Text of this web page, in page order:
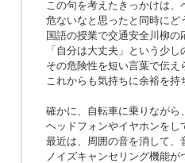
この句を考えたきっかけは
危ないなと思ったと同時に
国語の授業で交通安全川柳の
「自分は大丈夫」という少
その危険性を短い言葉で伝
これからも気持ちに余裕を
確かに、自転車に乗りながら
ヘッドフォンやイヤホンを
最近は、周囲の音を消して、
ノイズキャンセリング機能が